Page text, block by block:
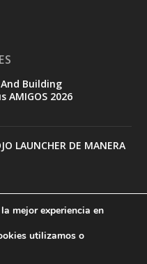
Building
AMIGOS 2026
LAUNCHER DE MANERA
mejor experiencia en
utilizamos o